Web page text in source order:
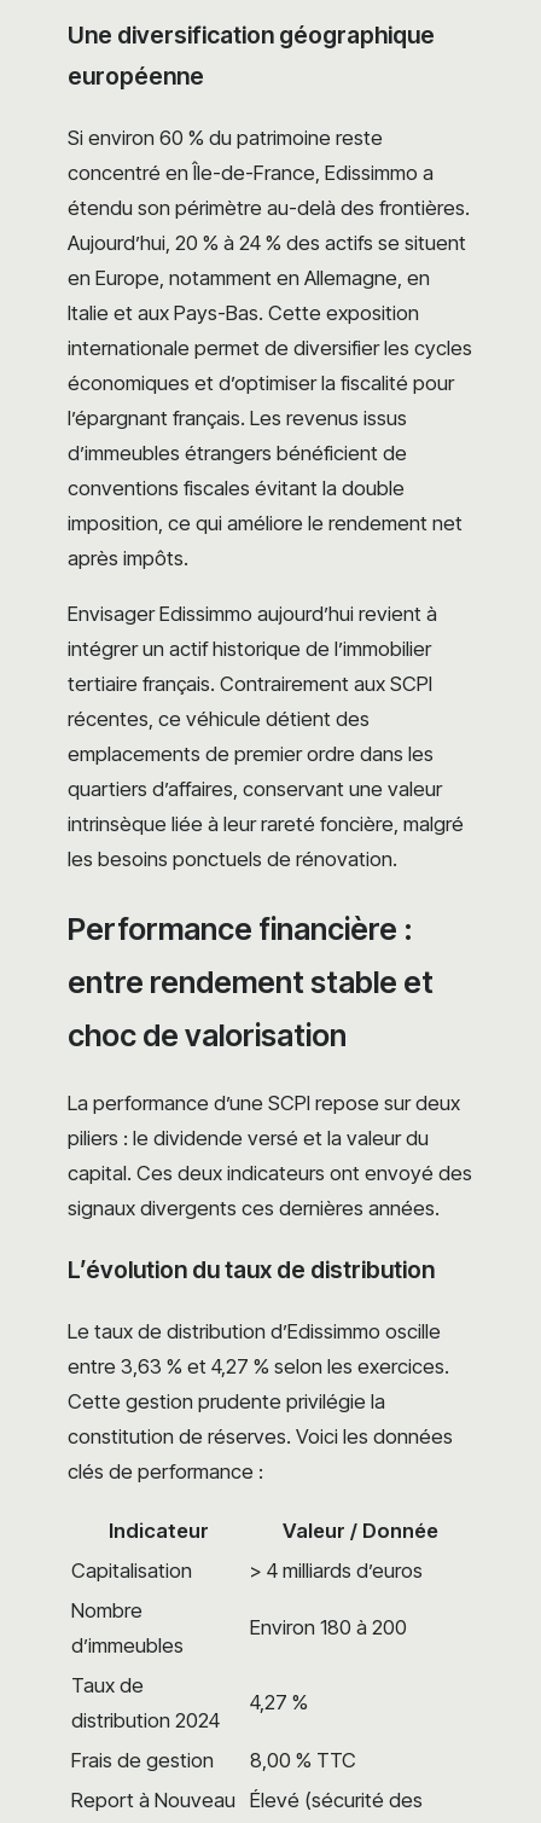
Une diversification géographique
européenne
Si environ 60 % du patrimoine reste
concentré en Île-de-France, Edissimmo a
étendu son périmètre au-delà des frontières.
Aujourd’hui, 20 % à 24 % des actifs se situent
en Europe, notamment en Allemagne, en
Italie et aux Pays-Bas. Cette exposition
internationale permet de diversifier les cycles
économiques et d’optimiser la fiscalité pour
l’épargnant français. Les revenus issus
d’immeubles étrangers bénéficient de
conventions fiscales évitant la double
imposition, ce qui améliore le rendement net
après impôts.
Envisager Edissimmo aujourd’hui revient à
intégrer un actif historique de l’immobilier
tertiaire français. Contrairement aux SCPI
récentes, ce véhicule détient des
emplacements de premier ordre dans les
quartiers d’affaires, conservant une valeur
intrinsèque liée à leur rareté foncière, malgré
les besoins ponctuels de rénovation.
Performance financière :
entre rendement stable et
choc de valorisation
La performance d’une SCPI repose sur deux
piliers : le dividende versé et la valeur du
capital. Ces deux indicateurs ont envoyé des
signaux divergents ces dernières années.
L’évolution du taux de distribution
Le taux de distribution d’Edissimmo oscille
entre 3,63 % et 4,27 % selon les exercices.
Cette gestion prudente privilégie la
constitution de réserves. Voici les données
clés de performance :
Indicateur
Valeur / Donnée
Capitalisation
> 4 milliards d’euros
Nombre
d’immeubles
Environ 180 à 200
Taux de
distribution 2024
4,27 %
Frais de gestion
8,00 % TTC
Report à Nouveau
Élevé (sécurité des